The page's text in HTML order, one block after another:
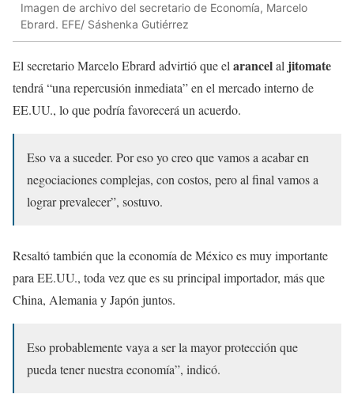
Imagen de archivo del secretario de Economía, Marcelo
Ebrard. EFE/ Sáshenka Gutiérrez
El secretario Marcelo Ebrard advirtió que el arancelal jitomate
tendrá “una repercusión inmediata” en el mercado interno de
EE.UU., lo que podría favorecerá un acuerdo.
Eso va a suceder. Por eso yo creo que vamos a acabar en
negociaciones complejas, con costos, pero al final vamos a
lograr prevalecer”, sostuvo.
Resaltó también que la economía de México es muy importante
para EE.UU., toda vez que es su principal importador, más que
China, Alemania y Japón juntos.
Eso probablemente vaya a ser la mayor protección que
pueda tener nuestra economía”, indicó.